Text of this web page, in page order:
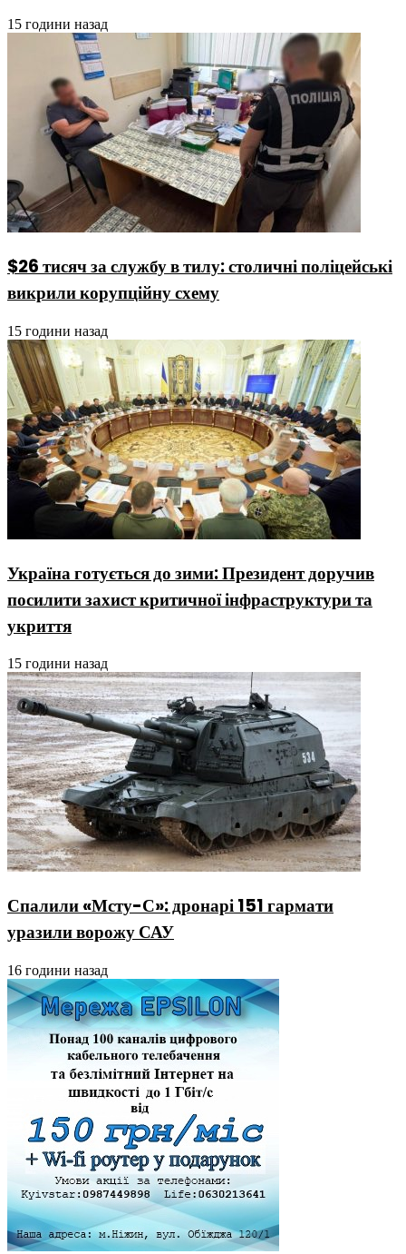
15 години назад
$26 тисяч за службу в тилу: столичні поліцейські
викрили корупційну схему
15 години назад
Україна готується до зими: Президент доручив
посилити захист критичної інфраструктури та
укриття
15 години назад
Спалили «Мсту-С»: дронарі 151 гармати
уразили ворожу САУ
16 години назад